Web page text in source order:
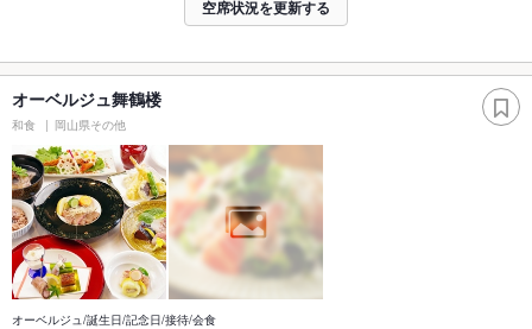
空席状況を更新する
オーベルジュ舞鶴楼
和食 岡山県その他
オーベルジュ/誕生日/記念日/接待/会食